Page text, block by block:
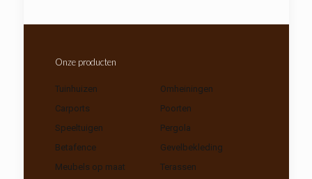
Onze producten
Tuinhuizen
Carports
Speeltuigen
Betafence
Meubels op maat
Omheiningen
Poorten
Pergola
Gevelbekleding
Terassen